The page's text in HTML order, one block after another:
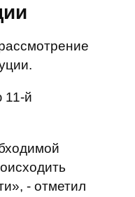
11-й
- отметил